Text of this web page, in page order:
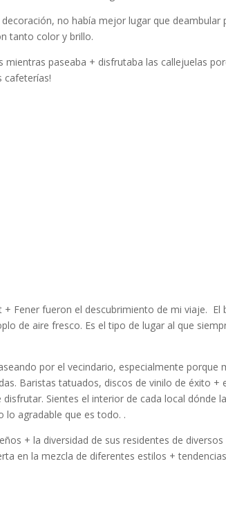
no había mejor lugar que deambular
tanto color y brillo.
mientras paseaba + disfrutaba las callejuelas
cafeterías!
Fener fueron el descubrimiento de mi viaje.
de aire fresco. Es el tipo de lugar al que
por el vecindario, especialmente
Baristas tatuados, discos de vinilo de éxito
Sientes el interior de cada local dónde
lo agradable que es todo. .
+ la diversidad de sus residentes de
en la mezcla de diferentes estilos +